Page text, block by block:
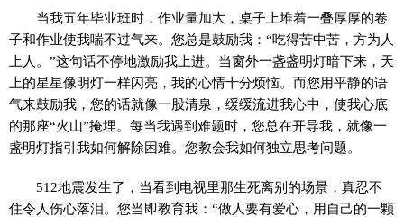
当我五年毕业班时，作业量加大，桌子上堆着一叠厚厚的卷
子和作业使我喘不过气来。您总是鼓励我：“吃得苦中苦，方为人
上人。”这句话不停地激励我上进。当窗外一盏盏明灯暗下来，天
上的星星像明灯一样闪亮，我的心情十分烦恼。而您用平静的语
气来鼓励我，您的话就像一股清泉，缓缓流进我心中，使我心底
的那座“火山”掩埋。每当我遇到难题时，您总在开导我，就像一
盏明灯指引我如何解除困难。您教会我如何独立思考问题。
512地震发生了，当看到电视里那生死离别的场景，真忍不
住令人伤心落泪。您当即教育我：“做人要有爱心，用自己的一颗